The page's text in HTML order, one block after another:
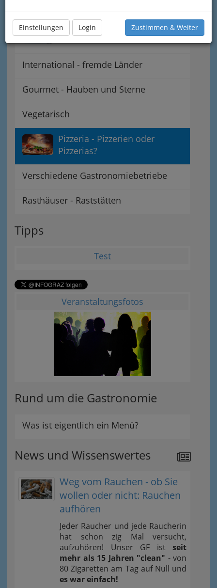
Einstellungen Login Zustimmen & Weiter
Österreichisch - heimische
Schmankerln
International - fremde Länder
Gourmet - Hauben und Sterne
Vegetarisch
Pizzeria - Pizzerien oder
Pizzerias?
Verschiedene Gastronomiebetriebe
Rasthäuser - Raststätten
Tipps
Test
Veranstaltungsfotos
Rund um die Gastronomie
Was ist eigentlich ein Menü?
News und Wissenswertes
Weg vom Rauchen - ob Sie
wollen oder nicht: Rauchen
aufhören
Jeder Raucher und jede Raucherin
hat schon zig Mal versucht,
aufzuhören! Unser GF ist seit
mehr als 15 Jahren "clean" - von
80 Zigaretten am Tag auf Null und
es war einfach!